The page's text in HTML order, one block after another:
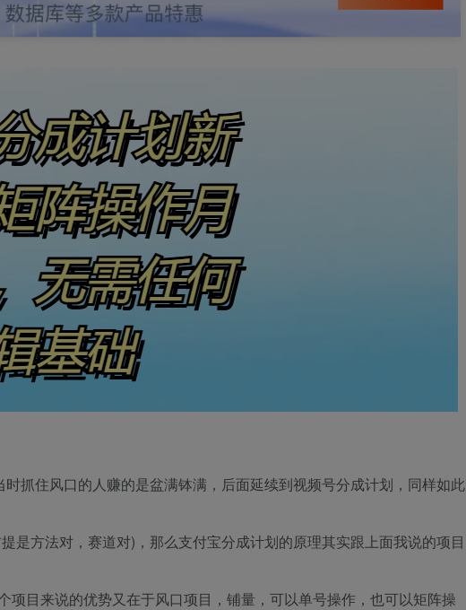
抓住风口的人赚的是盆满钵满，后面延续到视频号分成计划，同样如此
是方法对，赛道对)，那么支付宝分成计划的原理其实跟上面我说的项目
目来说的优势又在于风口项目，铺量，可以单号操作，也可以矩阵操